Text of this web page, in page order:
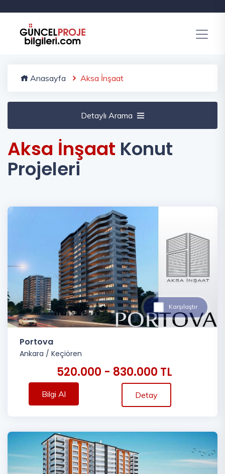
Anasayfa Aksa İnşaat
Detaylı Arama
Aksa İnşaat Konut
Projeleri
Karşılaştır
Portova
Ankara / Keçiören
520.000 - 830.000 TL
Bilgi Al Detay